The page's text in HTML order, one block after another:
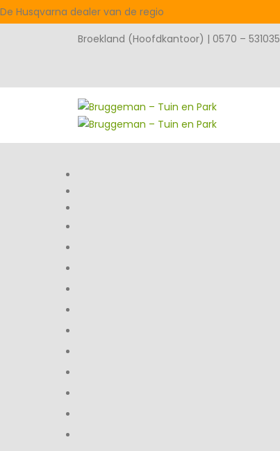
De Husqvarna dealer van de regio
Broekland (Hoofdkantoor) | 0570 – 531035